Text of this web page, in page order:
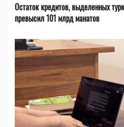
Остаток кредитов, выделенных
превысил 101 млрд манатов